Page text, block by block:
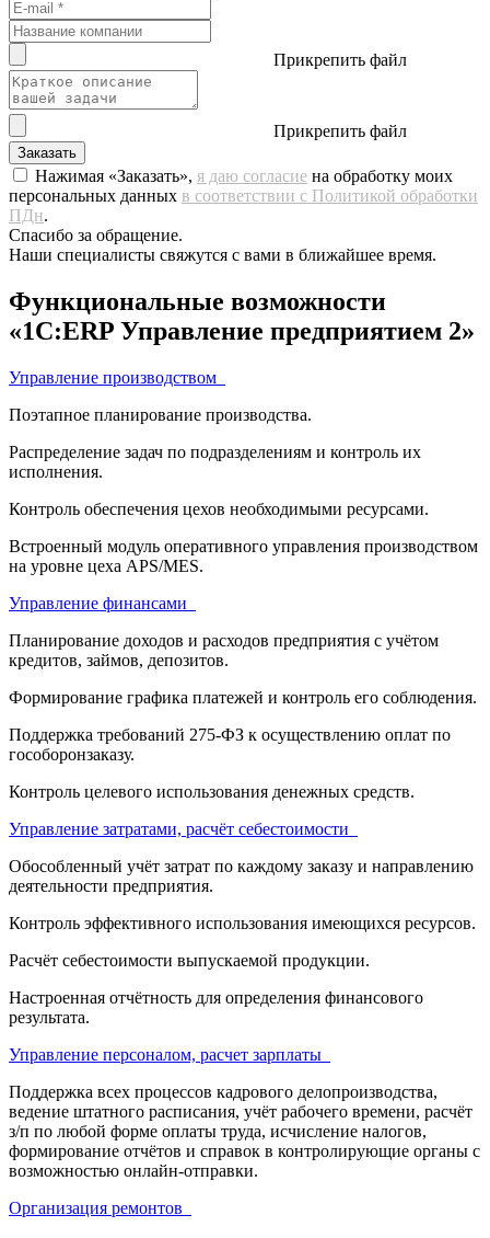
Прикрепить файл
Прикрепить файл
Заказать
Нажимая «Заказать», я даю согласие на обработку моих
персональных данных в соответствии с Политикой обработки
ПДн.
Спасибо за обращение.
Наши специалисты свяжутся с вами в ближайшее время.
Функциональные возможности
«1С:ERP Управление предприятием 2»
Управление производством
Поэтапное планирование производства.
Распределение задач по подразделениям и контроль их
исполнения.
Контроль обеспечения цехов необходимыми ресурсами.
Встроенный модуль оперативного управления производством
на уровне цеха APS/MES.
Управление финансами
Планирование доходов и расходов предприятия с учётом
кредитов, займов, депозитов.
Формирование графика платежей и контроль его соблюдения.
Поддержка требований 275-ФЗ к осуществлению оплат по
гособоронзаказу.
Контроль целевого использования денежных средств.
Управление затратами, расчёт себестоимости
Обособленный учёт затрат по каждому заказу и направлению
деятельности предприятия.
Контроль эффективного использования имеющихся ресурсов.
Расчёт себестоимости выпускаемой продукции.
Настроенная отчётность для определения финансового
результата.
Управление персоналом, расчет зарплаты
Поддержка всех процессов кадрового делопроизводства,
ведение штатного расписания, учёт рабочего времени, расчёт
з/п по любой форме оплаты труда, исчисление налогов,
формирование отчётов и справок в контролирующие органы с
возможностью онлайн-отправки.
Организация ремонтов